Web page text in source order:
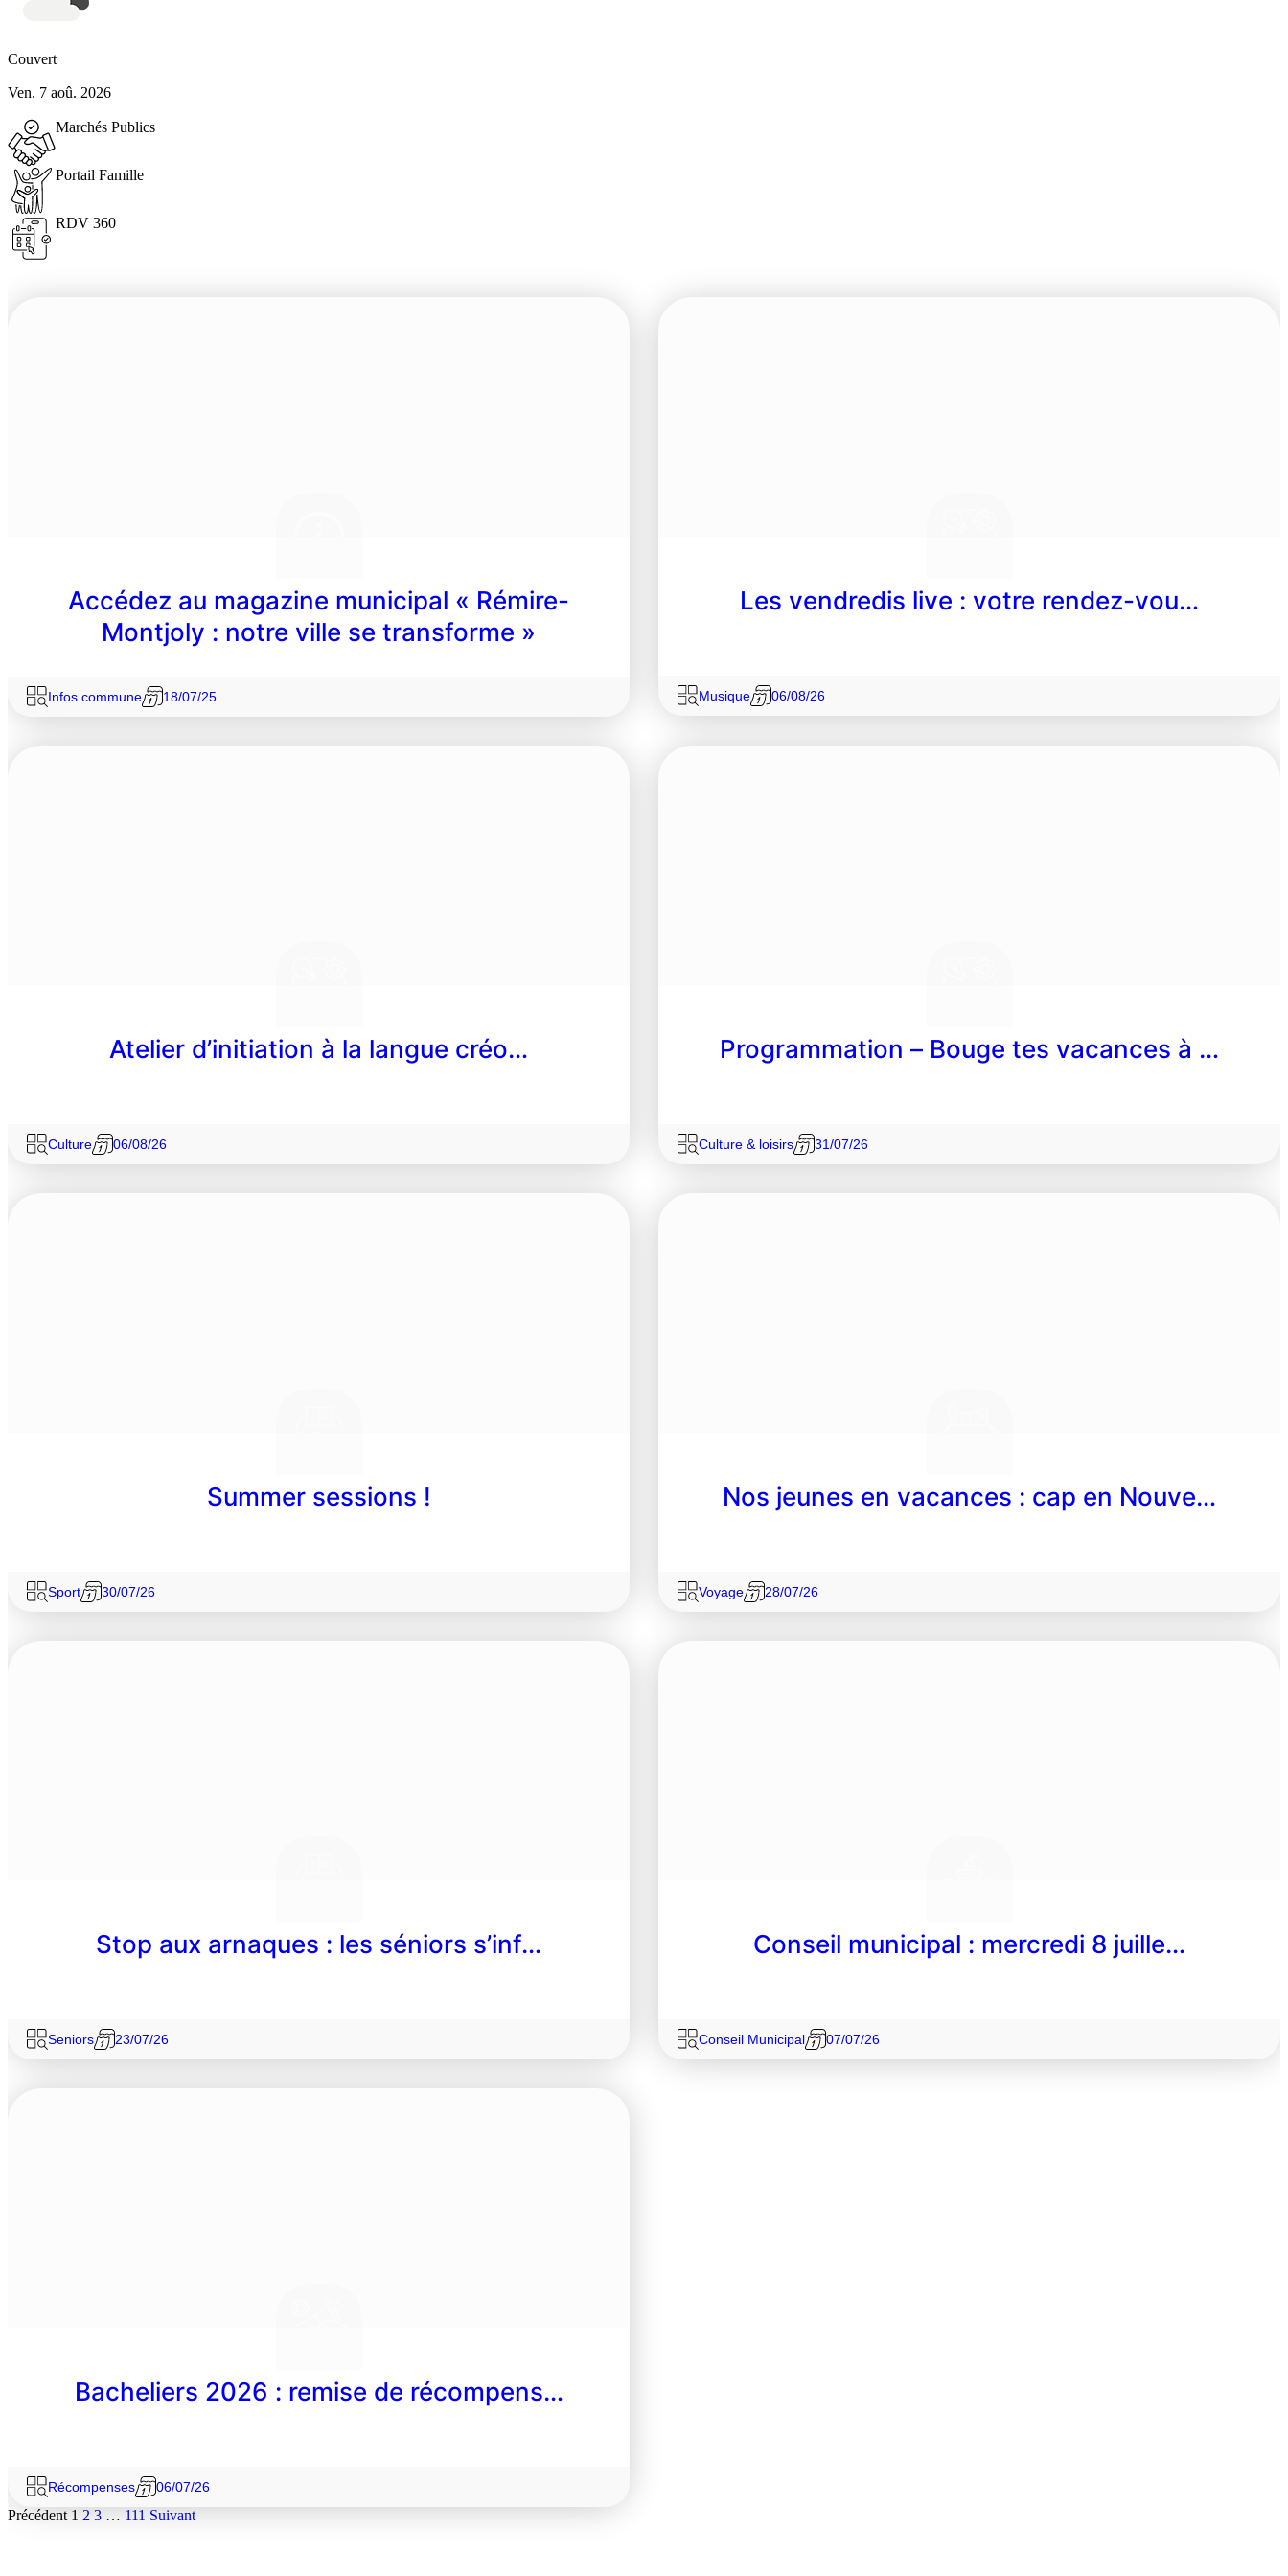
Couvert
Ven. 7 aoû. 2026
Marchés Publics
Portail Famille
RDV 360
Accédez au magazine municipal « Rémire-
Montjoly : notre ville se transforme »
Infos commune 18/07/25
Les vendredis live : votre rendez-vou…
Musique 06/08/26
Atelier d’initiation à la langue créo…
Culture 06/08/26
Programmation – Bouge tes vacances à …
Culture & loisirs 31/07/26
Summer sessions !
Sport 30/07/26
Nos jeunes en vacances : cap en Nouve…
Voyage 28/07/26
Stop aux arnaques : les séniors s’inf…
Seniors 23/07/26
Conseil municipal : mercredi 8 juille…
Conseil Municipal 07/07/26
Bacheliers 2026 : remise de récompens…
Récompenses 06/07/26
Précédent 1 2 3 … 111 Suivant